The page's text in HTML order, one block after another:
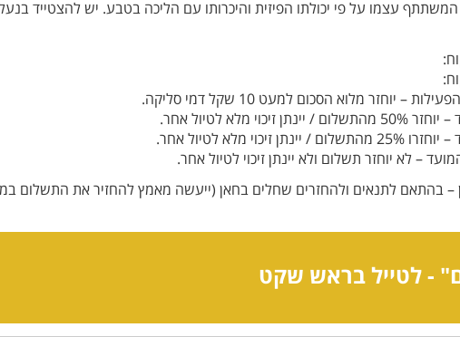
עצמו על פי יכולתו הפיזית והיכרותו עם הליכה בטבע. יש להצטייד
– בהתאם לתנאים ולהחזרים שחלים בחאן (ייעשה מאמץ להחזיר את התשלום
- לטייל בראש שקט